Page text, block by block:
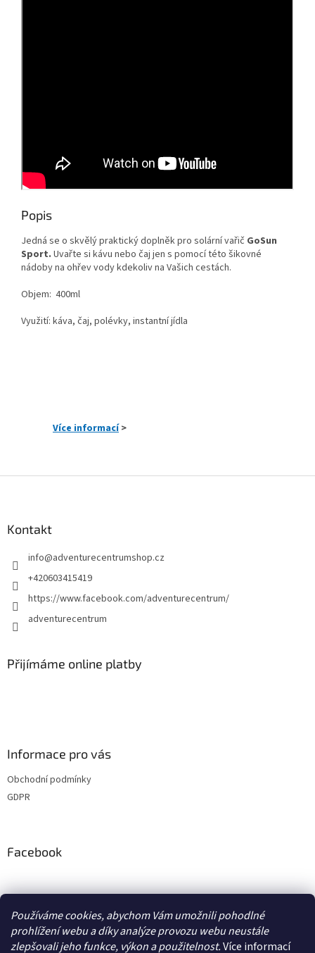
Používáme cookies, abychom Vám umožnili pohodlné
prohlížení webu a díky analýze provozu webu neustále
zlepšovali jeho funkce, výkon a použitelnost.Více informací
Popis
Jedná se o skvělý praktický doplněk pro solární vařič GoSun
Sport. Uvařte si kávu nebo čaj jen s pomocí této šikovné
nádoby na ohřev vody kdekoliv na Vašich cestách.
Objem: 400ml
Využití: káva, čaj, polévky, instantní jídla
Více informací>
Kontakt
info@adventurecentrumshop.cz
+420603415419
https://www.facebook.com/adventurecentrum/
adventurecentrum
Přijímáme online platby
Informace pro vás
Obchodní podmínky
GDPR
Facebook
skotti-grill-cz.eu transcool.cz